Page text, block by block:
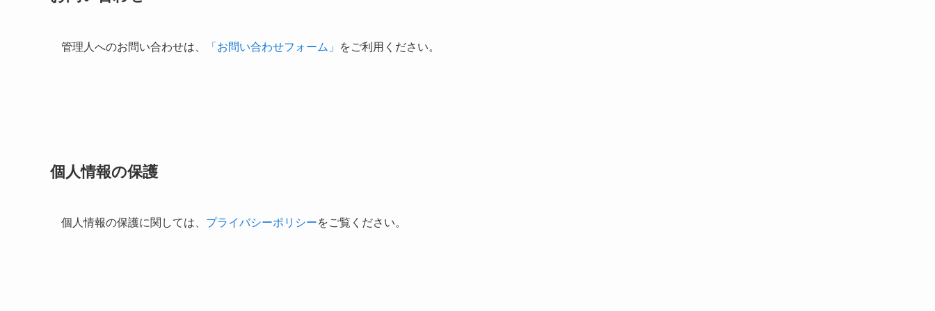
管理人へのお問い合わせは、 「お問い合わせフォーム」 をご利用ください。
個人情報の保護
個人情報の保護に関しては、 プライバシーポリシーをご覧ください。